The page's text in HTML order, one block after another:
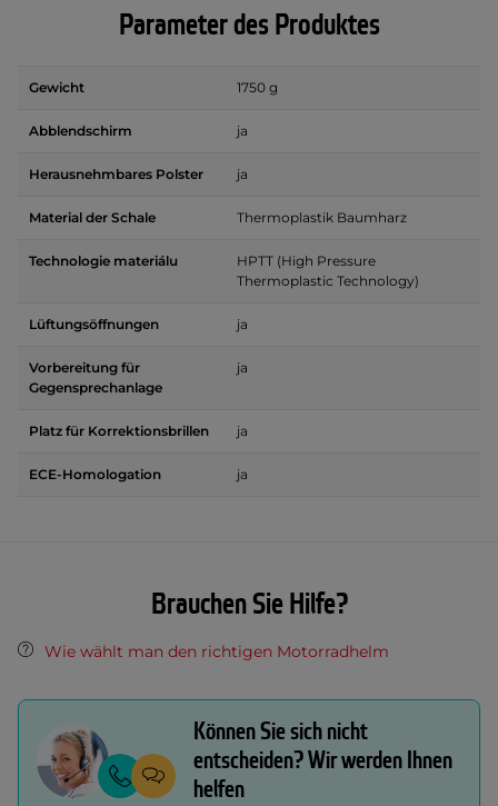
Parameter des Produktes
Gewicht 1750 g
Abblendschirm ja
Herausnehmbares Polster ja
Material der Schale Thermoplastik Baumharz
Technologie materiálu
HPTT (High Pressure
Thermoplastic Technology)
Lüftungsöffnungen ja
Vorbereitung für
Gegensprechanlage
ja
Platz für Korrektionsbrillen ja
ECE-Homologation ja
Brauchen Sie Hilfe?
Wie wählt man den richtigen Motorradhelm
Können Sie sich nicht
entscheiden? Wir werden Ihnen
helfen